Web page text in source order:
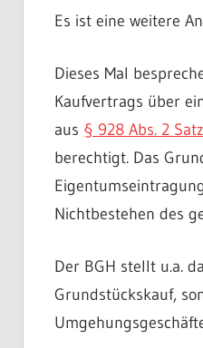
Es ist eine weitere
Dieses Mal
Kaufvertrags über
aus § 928 Abs. 2
berechtigt. Das
Nichtbestehen des
Der BGH stellt u.a.
Grundstückskauf,